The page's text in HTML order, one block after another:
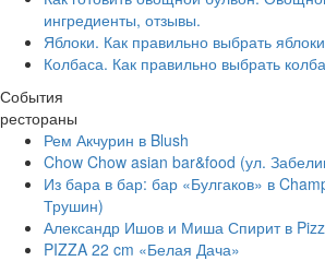
ингредиенты, отзывы.
Яблоки. Как правильно выбрать
Колбаса. Как правильно выбрать
События
рестораны
Рем Акчурин в Blush
Chow Chow asian bar&food (ул.
Из бара в бар: бар «Булгаков» в
Трушин)
Александр Ишов и Миша Спирит в
PIZZA 22 cm «Белая Дача»